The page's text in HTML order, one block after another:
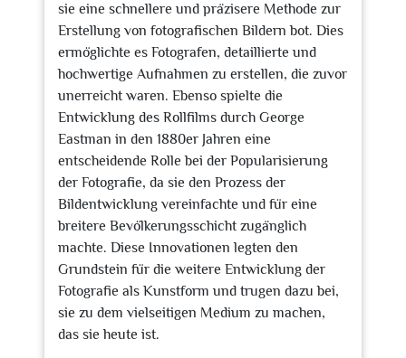
sie eine schnellere und präzisere Methode zur
Erstellung von fotografischen Bildern bot. Dies
ermöglichte es Fotografen, detaillierte und
hochwertige Aufnahmen zu erstellen, die zuvor
unerreicht waren. Ebenso spielte die
Entwicklung des Rollfilms durch George
Eastman in den 1880er Jahren eine
entscheidende Rolle bei der Popularisierung
der Fotografie, da sie den Prozess der
Bildentwicklung vereinfachte und für eine
breitere Bevölkerungsschicht zugänglich
machte. Diese Innovationen legten den
Grundstein für die weitere Entwicklung der
Fotografie als Kunstform und trugen dazu bei,
sie zu dem vielseitigen Medium zu machen,
das sie heute ist.